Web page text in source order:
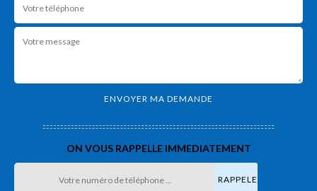
ON VOUS RAPPELLE IMMEDIATEMENT